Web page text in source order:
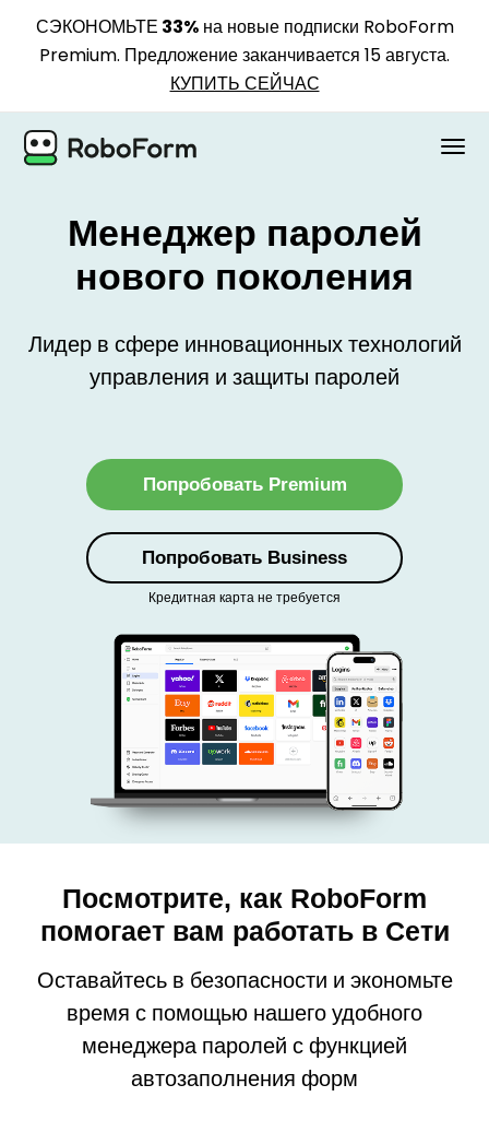
СЭКОНОМЬТЕ 33%на новые подписки RoboForm
Premium. Предложение заканчивается 15 августа.
КУПИТЬ СЕЙЧАС
БЕЗОПАСНОСТЬ
Поддержка
Менеджер паролей
нового поколения
Лидер в сфере инновационных технологий
управления и защиты паролей
Попробовать Business
Кредитная карта не требуется
Попробовать Premium
Посмотрите, как RoboForm
помогает вам работать в Сети
Оставайтесь в безопасности и экономьте
время с помощью нашего удобного
менеджера паролей с функцией
автозаполнения форм